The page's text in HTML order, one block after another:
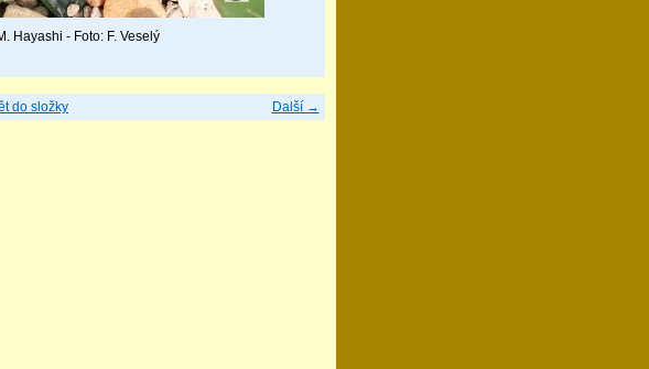
Hayashi - Foto: F. Veselý
Další →
do složky